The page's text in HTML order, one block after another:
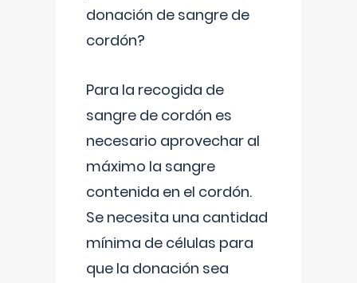
donación de sangre de
cordón?
Para la recogida de
sangre de cordón es
necesario aprovechar al
máximo la sangre
contenida en el cordón.
Se necesita una cantidad
mínima de células para
que la donación sea